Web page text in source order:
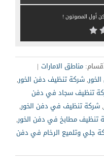
كن أول المصوتون !
مناطق الامارات |
,شركة تنظيف دفن الخور,
تنظيف سجاد في دفن
,شركة تنظيف في دفن الخور,
تنظيف مطابخ في دفن الخور,
جلي وتلميع الرخام في دفن